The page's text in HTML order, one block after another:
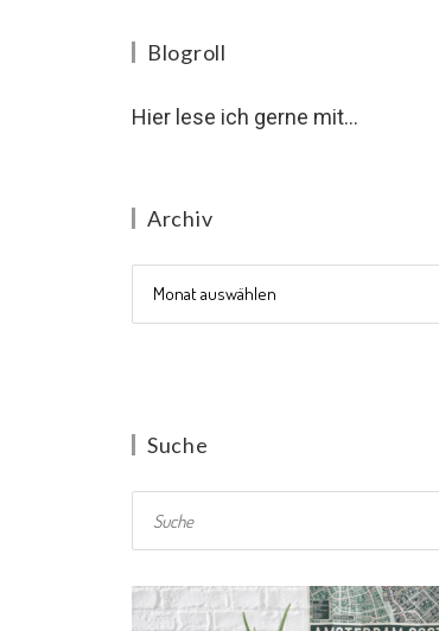
Blogroll
Hier lese ich gerne mit...
Archiv
Archiv
Suche